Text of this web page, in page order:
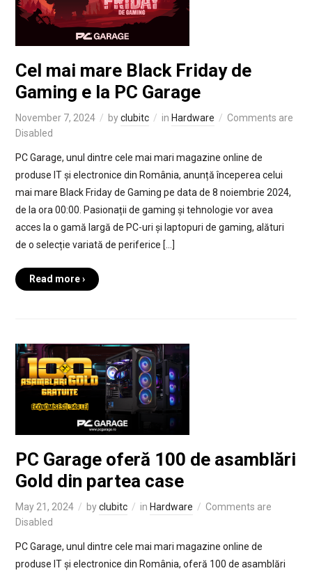
Cel mai mare Black Friday de
Gaming e la PC Garage
November 7, 2024 byclubitc in Hardware
Comments are
Disabled
PC Garage, unul dintre cele mai mari magazine online de
produse IT și electronice din România, anunță începerea celui
mai mare Black Friday de Gaming pe data de 8 noiembrie 2024,
de la ora 00:00. Pasionații de gaming și tehnologie vor avea
acces la o gamă largă de PC-uri și laptopuri de gaming, alături
de o selecție variată de periferice […]
Read more ›
PC Garage oferă 100 de asamblări
Gold din partea case
May 21, 2024 byclubitc in Hardware
Comments are
Disabled
PC Garage, unul dintre cele mai mari magazine online de
produse IT și electronice din România, oferă 100 de asamblări